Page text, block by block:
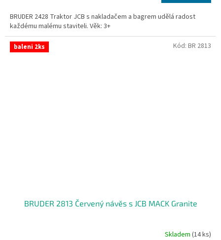
BRUDER 2428 Traktor JCB s nakladačem a bagrem udělá radost
každému malému staviteli. Věk: 3+
baleni 2ks
BRUDER 2813 Červený návěs s JCB MACK Granite
Skladem (14 ks)
Kód: BR 2813